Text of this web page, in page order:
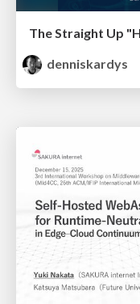
The Straight Up
denniskardys